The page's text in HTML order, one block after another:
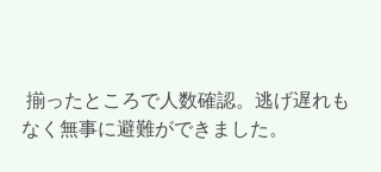
なく無事に避難ができました。